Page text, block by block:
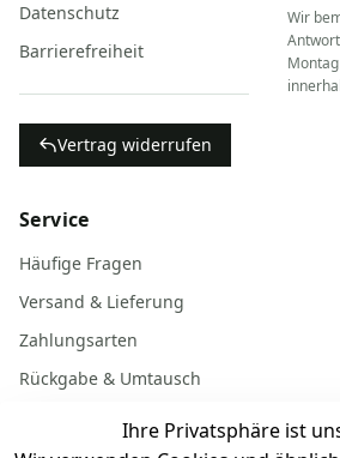
Ihre Privatsphäre ist
Datenschutz
Barrierefreiheit
Vertrag widerrufen
Wir
Service
Häufige Fragen
Versand & Lieferung
Zahlungsarten
Rückgabe & Umtausch